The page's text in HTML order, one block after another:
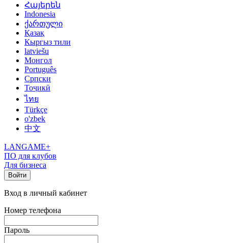
Հայերեն
Indonesia
ქართული
Қазақ
Кыргыз тили
latviešu
Монгол
Português
Српски
Тоҷикӣ
ไทย
Türkçe
o'zbek
中文
LANGAME+
ПО для клубов
Для бизнеса
Войти
Вход в личный кабинет
Номер телефона
Пароль